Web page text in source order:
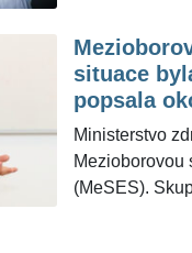
infekční, že se
očkovaní a
chrání je
především
populace,"
je také
situace
popsala
Ministerstvo
Mezioborovou
(MeSES).